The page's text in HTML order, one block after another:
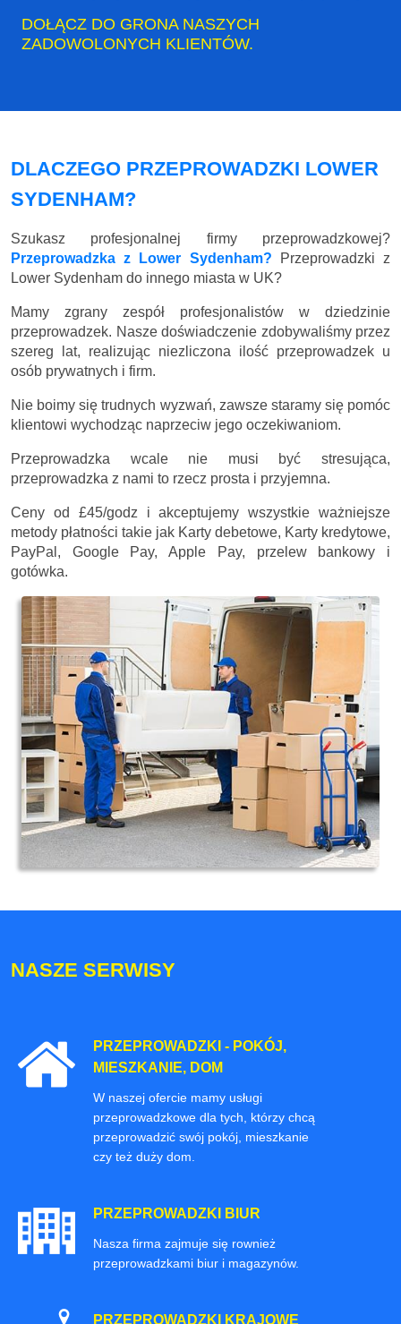
DOŁĄCZ DO GRONA NASZYCH
ZADOWOLONYCH KLIENTÓW.
DLACZEGO PRZEPROWADZKI LOWER
SYDENHAM?
Szukasz profesjonalnej firmy przeprowadzkowej?
Przeprowadzka z Lower Sydenham? Przeprowadzki z
Lower Sydenham do innego miasta w UK?
Mamy zgrany zespół profesjonalistów w dziedzinie
przeprowadzek. Nasze doświadczenie zdobywaliśmy przez
szereg lat, realizując niezliczona ilość przeprowadzek u
osób prywatnych i firm.
Nie boimy się trudnych wyzwań, zawsze staramy się pomóc
klientowi wychodząc naprzeciw jego oczekiwaniom.
Przeprowadzka wcale nie musi być stresująca,
przeprowadzka z nami to rzecz prosta i przyjemna.
Ceny od £45/godz i akceptujemy wszystkie ważniejsze
metody płatności takie jak Karty debetowe, Karty kredytowe,
PayPal, Google Pay, Apple Pay, przelew bankowy i
gotówka.
NASZE SERWISY
PRZEPROWADZKI - POKÓJ,
MIESZKANIE, DOM
W naszej ofercie mamy usługi
przeprowadzkowe dla tych, którzy chcą
przeprowadzić swój pokój, mieszkanie
czy też duży dom.
PRZEPROWADZKI BIUR
Nasza firma zajmuje się rownież
przeprowadzkami biur i magazynów.
PRZEPROWADZKI KRAJOWE